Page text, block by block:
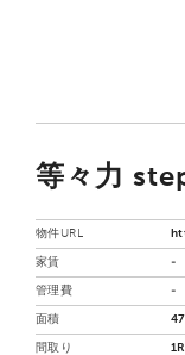
等々力
物件URL
家賃 -
管理費 -
面積
間取り 1R